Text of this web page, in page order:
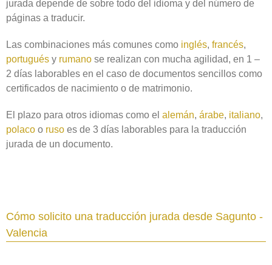
jurada depende de sobre todo del idioma y del número de
páginas a traducir.
Las combinaciones más comunes como inglés, francés,
portugués y rumano se realizan con mucha agilidad, en 1 –
2 días laborables en el caso de documentos sencillos como
certificados de nacimiento o de matrimonio.
El plazo para otros idiomas como el alemán, árabe, italiano,
polaco o ruso es de 3 días laborables para la traducción
jurada de un documento.
Cómo solicito una traducción jurada desde Sagunto -
Valencia